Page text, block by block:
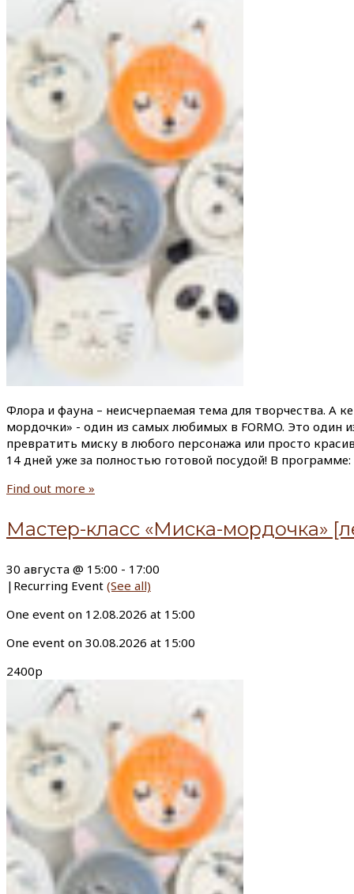
Флора и фауна – неисчерпаемая тема для творчества. А
мордочки» - один из самых любимых в FORMO. Это один
превратить миску в любого персонажа или просто
14 дней уже за полностью готовой посудой! В программе:
Find out more »
Мастер-класс «Миска-мордочка»
30 августа @ 15:00 - 17:00
| Recurring Event (See all)
One event on 12.08.2026 at 15:00
One event on 30.08.2026 at 15:00
2400р